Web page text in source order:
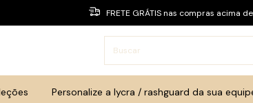
FRETE GRÁTIS nas compras acima
Personalize a lycra / rashguard da sua